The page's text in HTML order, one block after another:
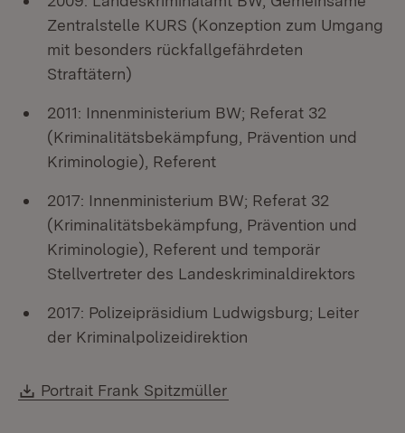
Zentralstelle KURS (Konzeption zum Umgang
mit besonders rückfallgefährdeten
Straftätern)
2011: Innenministerium BW; Referat 32
(Kriminalitätsbekämpfung, Prävention und
Kriminologie), Referent
2017: Innenministerium BW; Referat 32
(Kriminalitätsbekämpfung, Prävention und
Kriminologie), Referent und temporär
Stellvertreter des Landeskriminaldirektors
2017: Polizeipräsidium Ludwigsburg; Leiter
der Kriminalpolizeidirektion
Download:
Portrait Frank Spitzmüller